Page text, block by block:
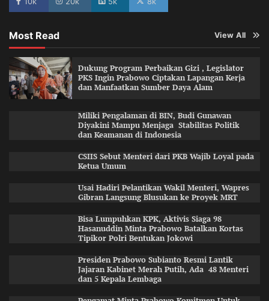
Most Read View All
Dukung Program Perbaikan Gizi , Legislator
PKS Ingin Prabowo Ciptakan Lapangan Kerja
dan Manfaatkan Sumber Daya Alam
Miliki Pengalaman di BIN, Budi Gunawan
Diyakini Mampu Menjaga Stabilitas Politik
dan Keamanan di Indonesia
CSIIS Sebut Menteri dari PKB Wajib Loyal pada
Ketua Umum
Usai Hadiri Pelantikan Wakil Menteri, Wapres
Gibran Langsung Blusukan ke Proyek MRT
Bisa Lumpuhkan KPK, Aktivis Siaga 98
Hasanuddin Minta Prabowo Batalkan Kortas
Tipikor Polri Bentukan Jokowi
Presiden Prabowo Subianto Resmi Lantik
Jajaran Kabinet Merah Putih, Ada 48 Menteri
dan 5 Kepala Lembaga